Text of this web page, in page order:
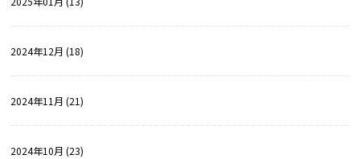
2024年12月 (18)
2024年11月 (21)
2024年10月 (23)